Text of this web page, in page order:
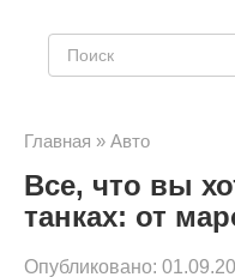
Главная » Авто
Все, что вы
танках: от
Опубликовано: